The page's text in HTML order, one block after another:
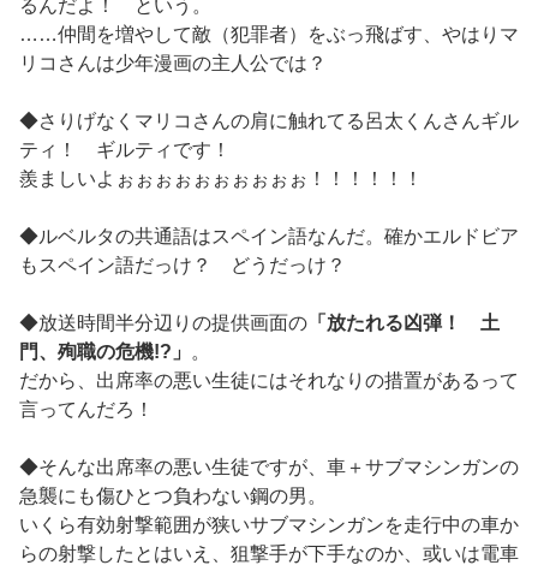
るんだよ！ という。
……仲間を増やして敵（犯罪者）をぶっ飛ばす、やはりマ
リコさんは少年漫画の主人公では？
◆さりげなくマリコさんの肩に触れてる呂太くんさんギル
ティ！ ギルティです！
羨ましいよぉぉぉぉぉぉぉぉぉぉ！！！！！！
◆ルベルタの共通語はスペイン語なんだ。確かエルドビア
もスペイン語だっけ？ どうだっけ？
◆放送時間半分辺りの提供画面の 「放たれる凶弾！ 土
門、殉職の危機!?」
。
だから、出席率の悪い生徒にはそれなりの措置があるって
言ってんだろ！
◆そんな出席率の悪い生徒ですが、車＋サブマシンガンの
急襲にも傷ひとつ負わない鋼の男。
いくら有効射撃範囲が狭いサブマシンガンを走行中の車か
らの射撃したとはいえ、狙撃手が下手なのか、或いは電車